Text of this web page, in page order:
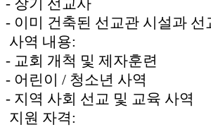
장
안
마
러
브
약
국
주
- 장기 선교사
- 이미 건축된 선교관 시설과
사역 내용:
- 교회 개척 및 제자훈련
- 어린이 / 청소년 사역
- 지역 사회 선교 및 교육 사역
지원 자격: